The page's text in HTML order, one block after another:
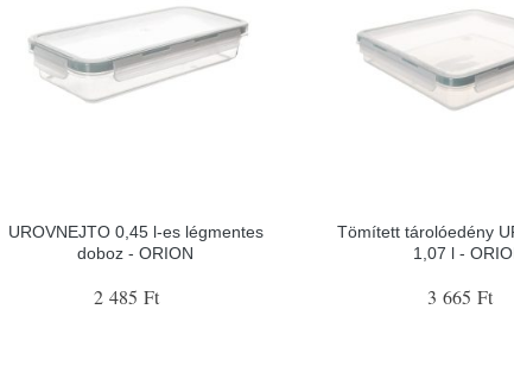
UROVNEJTO 0,45 l-es légmentes
doboz - ORION
2 485 Ft
Tömített tárolóedény
1,07 l -
3 665 Ft